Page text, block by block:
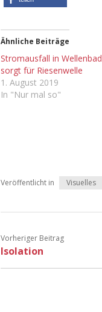
Ähnliche Beiträge
Stromausfall in Wellenbad
sorgt für Riesenwelle
1. August 2019
In "Nur mal so"
Veröffentlicht in Visuelles
Vorheriger Beitrag
Isolation